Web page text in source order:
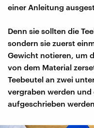
einer Anleitung
Denn sie sollten die
sondern sie zuerst
Gewicht notieren, um
von dem Material
Teebeutel an zwei
vergraben werden
aufgeschrieben